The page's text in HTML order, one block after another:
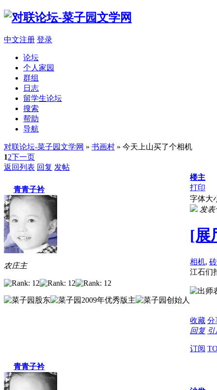
中文注册 登录
论坛
个人家园
群组
日志
留学生论坛
搜索
帮助
导航
对联论坛-菜子园文学网 » 书画村 » 今天上山买了个相机
12下一页
返回列表 回复 发帖
青青子衿
农庄主
楼主
打印
字体大
发表
[展
相机, 砖
江石们
收藏 分
回复
订阅
青青子衿